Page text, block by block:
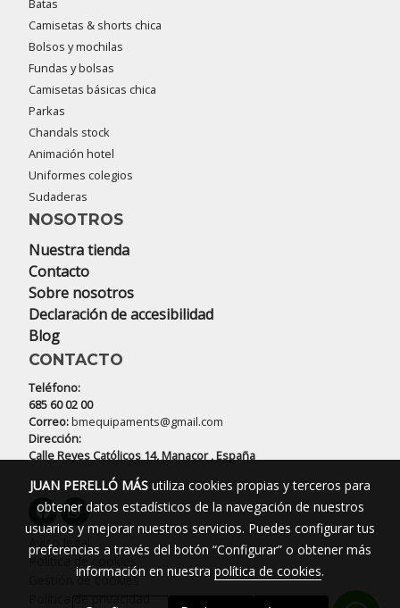
Batas
Camisetas & shorts chica
Bolsos y mochilas
Fundas y bolsas
Camisetas básicas chica
Parkas
Chandals stock
Animación hotel
Uniformes colegios
Sudaderas
NOSOTROS
Nuestra tienda
Contacto
Sobre nosotros
Declaración de accesibilidad
Blog
CONTACTO
Teléfono:
685 60 02 00
Correo:bmequipaments@gmail.com
Dirección:
Calle Reyes Católicos 14, Manacor , España
Aviso legal
Política de cookies
Gestión de cookies
JUAN PERELLÓ MÁS utiliza cookies propias y terceros para
obtener datos estadísticos de la navegación de nuestros
usuarios y mejorar nuestros servicios. Puedes configurar tus
preferencias a través del botón “Configurar” o obtener más
información en nuestra política de cookies.